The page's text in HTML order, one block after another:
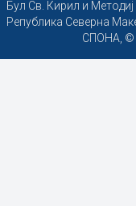
Бул Св. Кирил и Методиј
Република Северна
СПОНА, ©